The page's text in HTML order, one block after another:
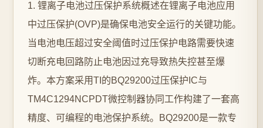
1. 锂离子电池过压保护系统概述在锂离子电池应用
中过压保护(OVP)是确保电池安全运行的关键功能。
当电池电压超过安全阈值时过压保护电路需要快速
切断充电回路防止电池因过充导致热失控甚至爆
炸。本方案采用TI的BQ29200过压保护IC与
TM4C1294NCPDT微控制器协同工作构建了一套高
精度、可编程的电池保护系统。BQ29200是一款专